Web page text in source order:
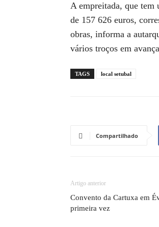
A empreitada, que tem
de 157 626 euros,
obras, informa a
vários troços em
TAGS local setubal
Compartilhado
Artigo anterior
Convento da Cartuxa em
primeira vez